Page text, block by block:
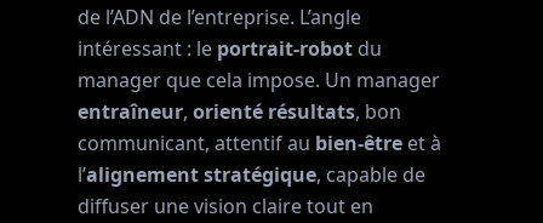
de l’ADN de l’entreprise. L’angle
intéressant : le portrait‑robot du
manager que cela impose. Un manager
entraîneur, orienté résultats, bon
communicant, attentif au bien‑être et à
l’alignement stratégique, capable de
diffuser une vision claire tout en